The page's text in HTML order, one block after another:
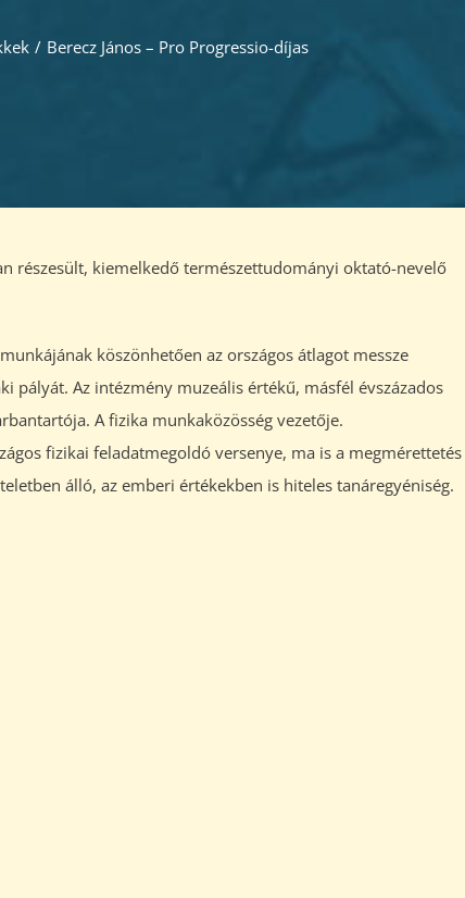
/ Berecz János – Pro Progressio-díjas
részesült, kiemelkedő természettudományi oktató-nevelő
köszönhetően az országos átlagot messze
pályát. Az intézmény muzeális értékű, másfél évszázados
A fizika munkaközösség vezetője.
fizikai feladatmegoldó versenye, ma is a megmérettetés
álló, az emberi értékekben is hiteles tanáregyéniség.